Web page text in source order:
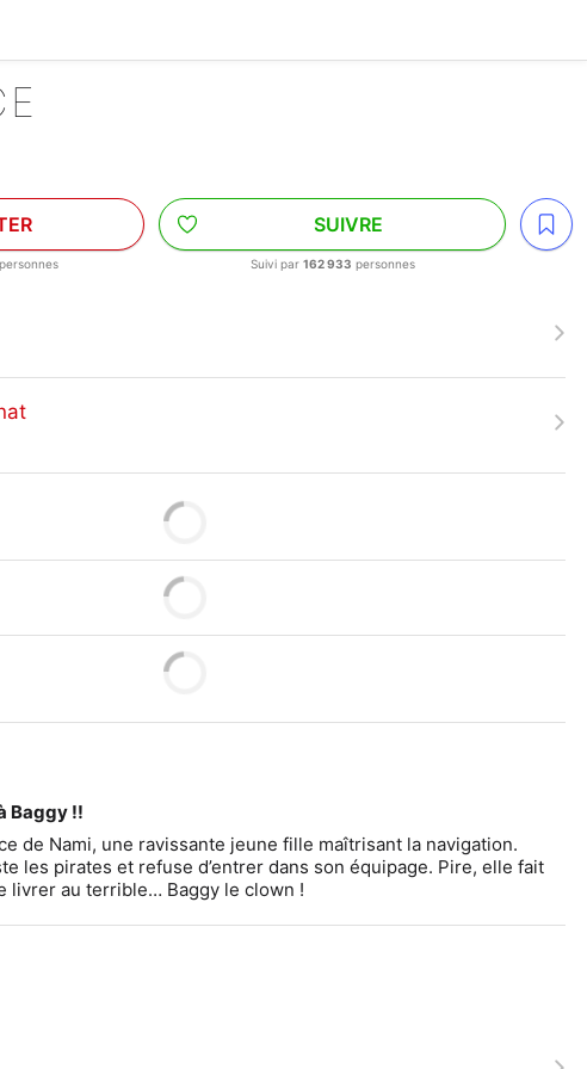
personnes
SUIVRE
Suivi par 162 933 personnes
Baggy !!
de Nami, une ravissante jeune fille maîtrisant la navigation.
les pirates et refuse d’entrer dans son équipage. Pire, elle fait
livrer au terrible… Baggy le clown !